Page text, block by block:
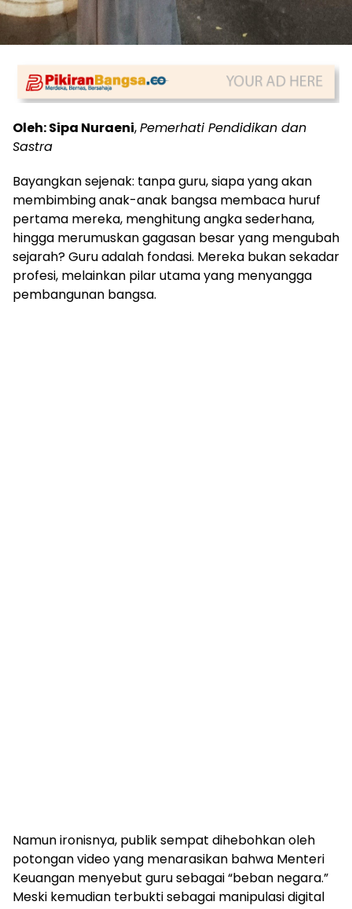
Oleh: Sipa Nuraeni,Pemerhati Pendidikan dan
Sastra
Bayangkan sejenak: tanpa guru, siapa yang akan
membimbing anak-anak bangsa membaca huruf
pertama mereka, menghitung angka sederhana,
hingga merumuskan gagasan besar yang mengubah
sejarah? Guru adalah fondasi. Mereka bukan sekadar
profesi, melainkan pilar utama yang menyangga
pembangunan bangsa.
Namun ironisnya, publik sempat dihebohkan oleh
potongan video yang menarasikan bahwa Menteri
Keuangan menyebut guru sebagai “beban negara.”
Meski kemudian terbukti sebagai manipulasi digital